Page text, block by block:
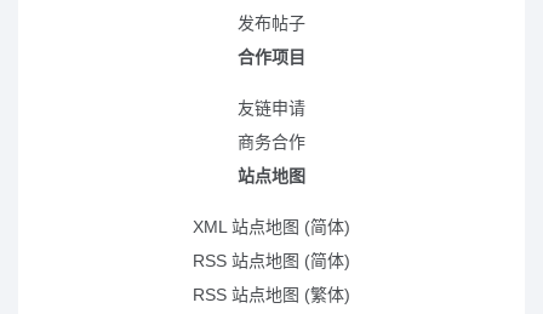
发布帖子
合作项目
友链申请
商务合作
站点地图
XML 站点地图 (简体)
RSS 站点地图 (简体)
RSS 站点地图 (繁体)